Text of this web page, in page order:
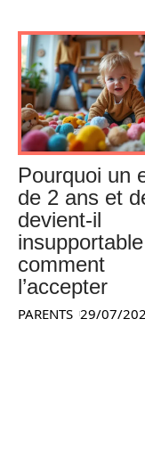
Pourquoi un
de 2 ans et
devient-il
comment
l’accepter
PARENTS 29/07/